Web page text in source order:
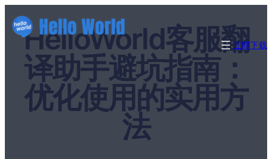
立即下载
HelloWorld客服翻
译助手避坑指南：
优化使用的实用方
法